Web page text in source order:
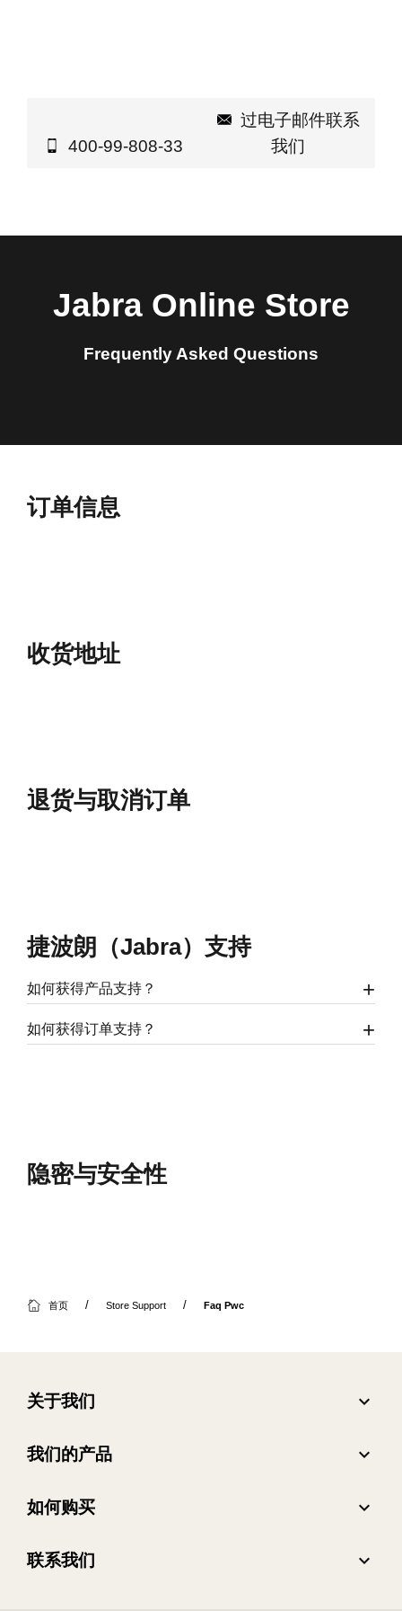
400-99-808-33
过电子邮件联系
我们
Jabra Online Store
Frequently Asked Questions
订单信息
收货地址
退货与取消订单
捷波朗（Jabra）支持
如何获得产品支持？
如何获得订单支持？
隐密与安全性
首页 Store Support Faq Pwc
expand_more
关于我们
可持续发展
新闻稿
expand_more
我们的产品
会议摄像头
expand_more
如何购买
expand_more
联系我们